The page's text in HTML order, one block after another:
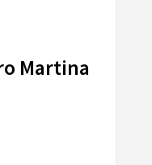
Martina